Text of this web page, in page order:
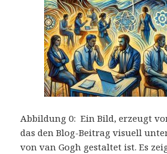
Abbildung 0: Ein Bild, erzeugt
das den Blog-Beitrag visuell
von van Gogh gestaltet ist. Es